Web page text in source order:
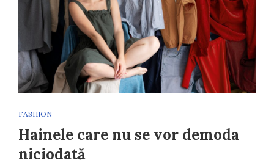
FASHION
Hainele care nu se vor demoda
niciodată